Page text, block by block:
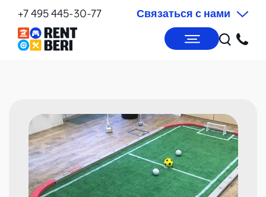
+7 495 445-30-77 Связаться с нами